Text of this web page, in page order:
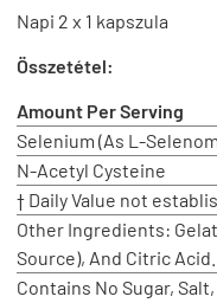
Napi 2 x 1 kapszula
Összetétel:
Amount Per Serving
Selenium (As L-
N-Acetyl Cysteine
† Daily Value not
Other Ingredients:
Source), And Citric Acid.
Contains No Sugar,